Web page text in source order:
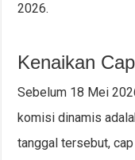
2026.
Kenaikan
Sebelum 18 Mei
komisi dinamis
tanggal tersebut,